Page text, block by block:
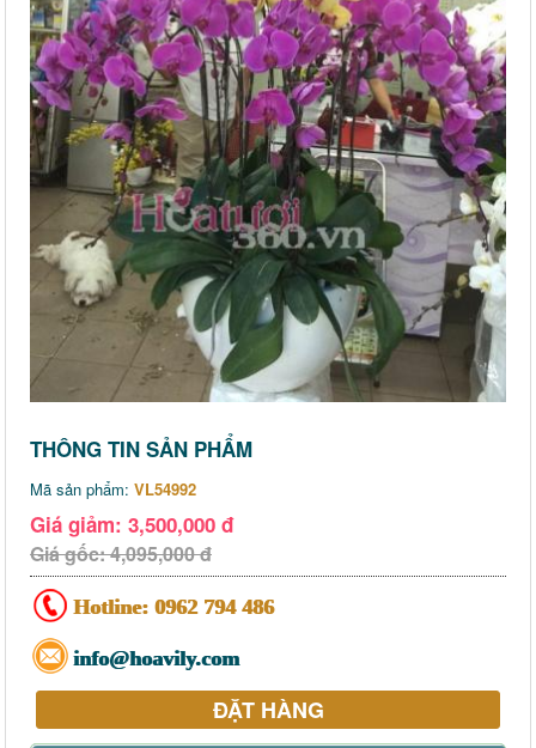
THÔNG TIN SẢN PHẨM
Mã sản phẩm: VL54992
Giá giảm: 3,500,000 đ
Giá gốc: 4,095,000 đ
Hotline: 0962 794 486
info@hoavily.com
ĐẶT HÀNG